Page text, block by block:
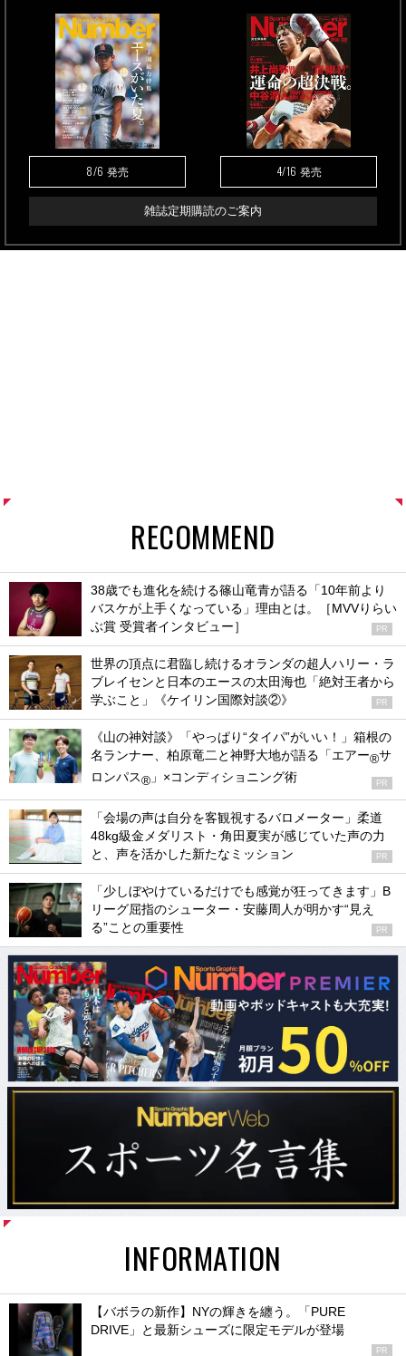
8/6 発売 4/16 発売
雑誌定期購読のご案内
RECOMMEND
38歳でも進化を続ける篠山竜青が語る「10年前より
バスケが上手くなっている」理由とは。［MVVりらい
ぶ賞 受賞者インタビュー］
PR
世界の頂点に君臨し続けるオランダの超人ハリー・ラ
ブレイセンと日本のエースの太田海也「絶対王者から
学ぶこと」《ケイリン国際対談②》
PR
《山の神対談》「やっぱり“タイパ”がいい！」箱根の
名ランナー、柏原竜二と神野大地が語る「エアー®サ
ロンパス® 」×コンディショニング術 PR
「会場の声は自分を客観視するバロメーター」柔道
48kg級金メダリスト・角田夏実が感じていた声の力
と、声を活かした新たなミッション
PR
「少しぼやけているだけでも感覚が狂ってきます」B
リーグ屈指のシューター・安藤周人が明かす“見え
る”ことの重要性
PR
INFORMATION
【バボラの新作】NYの輝きを纏う。「PURE
DRIVE」と最新シューズに限定モデルが登場
PR